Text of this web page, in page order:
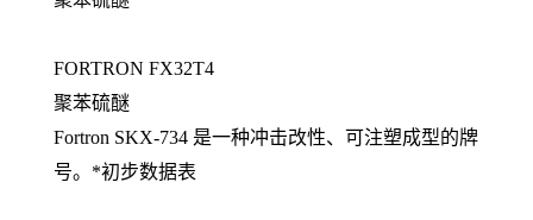
FORTRON FX32T4
聚苯硫醚
Fortron SKX-734 是一种冲击改性、可注塑成型的牌
号。*初步数据表